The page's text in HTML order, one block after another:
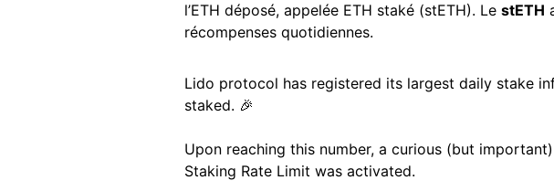
l’ETH déposé, appelée ETH staké (stETH). Le stETH
récompenses quotidiennes.
Lido protocol has registered its largest daily stake
staked. 🎉
Upon reaching this number, a curious (but
Staking Rate Limit was activated.